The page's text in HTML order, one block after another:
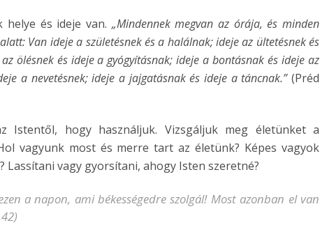
helye és ideje van. „Mindennek megvan az órája, és minden
Van ideje a születésnek és a halálnak; ideje az ültetésnek és
ölésnek és ideje a gyógyításnak; ideje a bontásnak és ideje az
a nevetésnek; ideje a jajgatásnak és ideje a táncnak.”(Préd
Istentől, hogy használjuk. Vizsgáljuk meg életünket a
vagyunk most és merre tart az életünk? Képes vagyok
Lassítani vagy gyorsítani, ahogy Isten szeretné?
a napon, ami békességedre szolgál! Most azonban el van